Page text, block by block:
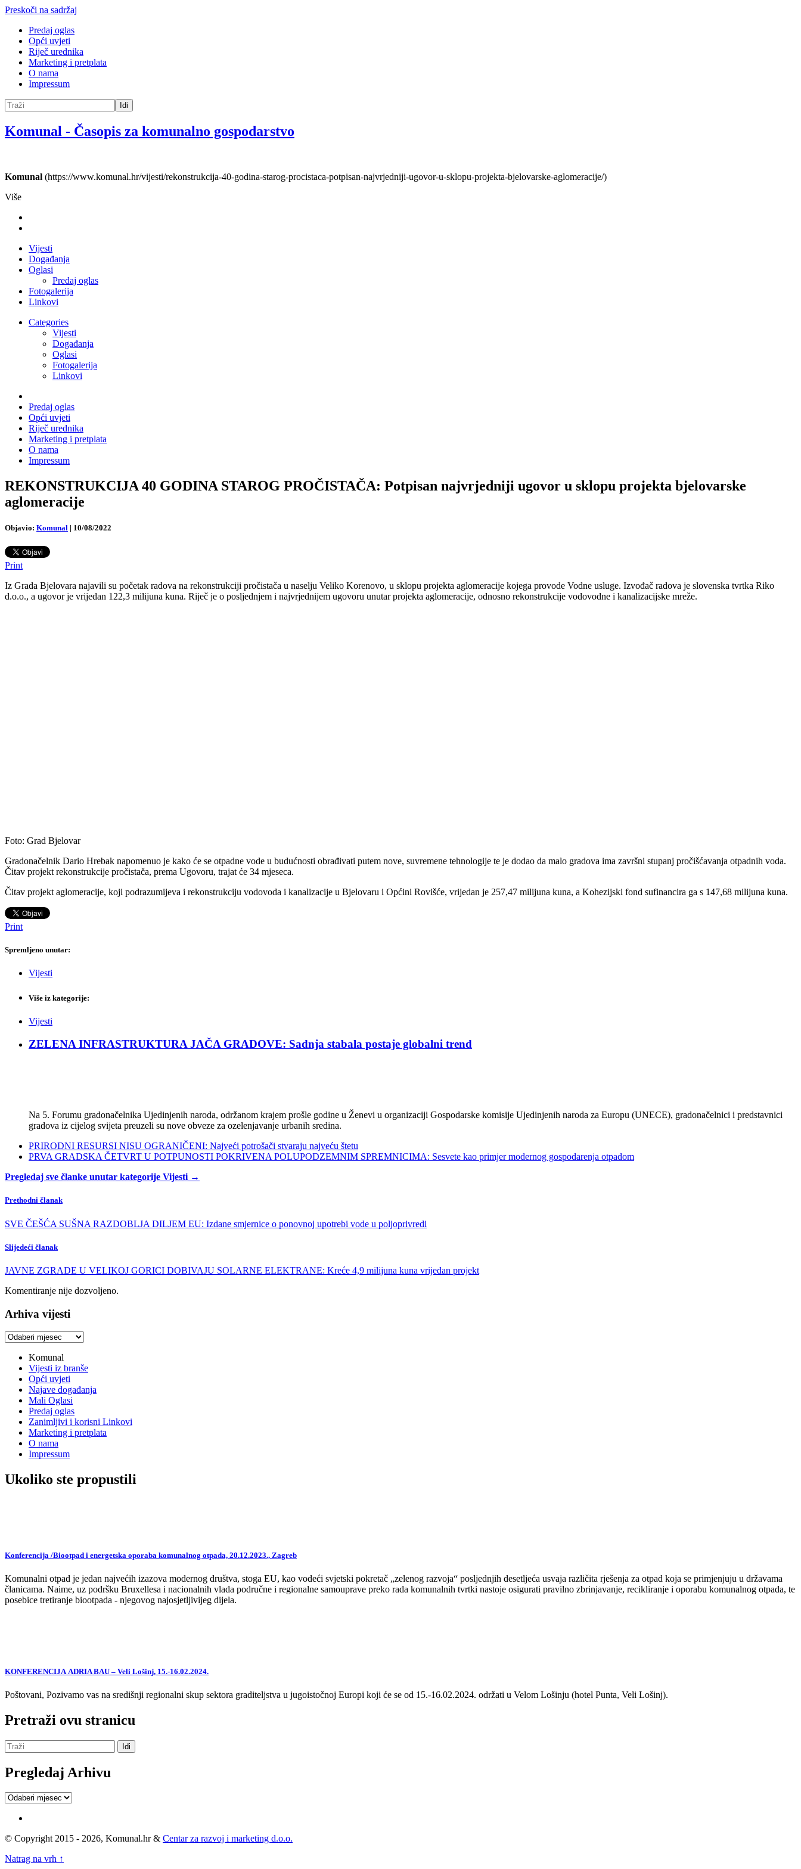
Preskoči na sadržaj
Predaj oglas
Opći uvjeti
Riječ urednika
Marketing i pretplata
O nama
Impressum
Idi
Komunal - Časopis za komunalno gospodarstvo
Komunal (https://www.komunal.hr/vijesti/rekonstrukcija-40-godina-starog-procistaca-potpisan-najvrjedniji-ugovor-u-sklopu-projekta-bjelovarske-aglomeracije/)
Više
Vijesti
Događanja
Oglasi
Predaj oglas
Fotogalerija
Linkovi
Categories
Vijesti
Događanja
Oglasi
Fotogalerija
Linkovi
Predaj oglas
Opći uvjeti
Riječ urednika
Marketing i pretplata
O nama
Impressum
REKONSTRUKCIJA 40 GODINA STAROG PROČISTAČA: Potpisan najvrjedniji ugovor u sklopu projekta bjelovarske
aglomeracije
Objavio: Komunal | 10/08/2022
Print
Iz Grada Bjelovara najavili su početak radova na rekonstrukciji pročistača u naselju Veliko Korenovo, u sklopu projekta aglomeracije kojega provode Vodne usluge. Izvođač radova je slovenska tvrtka Riko
d.o.o., a ugovor je vrijedan 122,3 milijuna kuna. Riječ je o posljednjem i najvrjednijem ugovoru unutar projekta aglomeracije, odnosno rekonstrukcije vodovodne i kanalizacijske mreže.
Foto: Grad Bjelovar
Gradonačelnik Dario Hrebak napomenuo je kako će se otpadne vode u budućnosti obrađivati putem nove, suvremene tehnologije te je dodao da malo gradova ima završni stupanj pročišćavanja otpadnih voda.
Čitav projekt rekonstrukcije pročistača, prema Ugovoru, trajat će 34 mjeseca.
Čitav projekt aglomeracije, koji podrazumijeva i rekonstrukciju vodovoda i kanalizacije u Bjelovaru i Općini Rovišće, vrijedan je 257,47 milijuna kuna, a Kohezijski fond sufinancira ga s 147,68 milijuna kuna.
Print
Spremljeno unutar:
Vijesti
Više iz kategorije:
Vijesti
ZELENA INFRASTRUKTURA JAČA GRADOVE: Sadnja stabala postaje globalni trend
Na 5. Forumu gradonačelnika Ujedinjenih naroda, održanom krajem prošle godine u Ženevi u organizaciji Gospodarske komisije Ujedinjenih naroda za Europu (UNECE), gradonačelnici i predstavnici
gradova iz cijelog svijeta preuzeli su nove obveze za ozelenjavanje urbanih sredina.
PRIRODNI RESURSI NISU OGRANIČENI: Najveći potrošači stvaraju najveću štetu
PRVA GRADSKA ČETVRT U POTPUNOSTI POKRIVENA POLUPODZEMNIM SPREMNICIMA: Sesvete kao primjer modernog gospodarenja otpadom
Pregledaj sve članke unutar kategorije Vijesti →
Prethodni članak
SVE ČEŠĆA SUŠNA RAZDOBLJA DILJEM EU: Izdane smjernice o ponovnoj upotrebi vode u poljoprivredi
Slijedeći članak
JAVNE ZGRADE U VELIKOJ GORICI DOBIVAJU SOLARNE ELEKTRANE: Kreće 4,9 milijuna kuna vrijedan projekt
Komentiranje nije dozvoljeno.
Arhiva vijesti
Arhiva
Komunal
Vijesti iz branše
Opći uvjeti
Najave događanja
Mali Oglasi
Predaj oglas
Zanimljivi i korisni Linkovi
Marketing i pretplata
O nama
Impressum
Ukoliko ste propustili
Konferencija /Biootpad i energetska oporaba komunalnog otpada, 20.12.2023., Zagreb
Komunalni otpad je jedan najvećih izazova modernog društva, stoga EU, kao vodeći svjetski pokretač „zelenog razvoja“ posljednjih desetljeća usvaja različita rješenja za otpad koja se primjenjuju u državama
članicama. Naime, uz podršku Bruxellesa i nacionalnih vlada područne i regionalne samouprave preko rada komunalnih tvrtki nastoje osigurati pravilno zbrinjavanje, recikliranje i oporabu komunalnog otpada, te
posebice tretiranje biootpada - njegovog najosjetljivijeg dijela.
KONFERENCIJA ADRIA BAU – Veli Lošinj, 15.-16.02.2024.
Poštovani, Pozivamo vas na središnji regionalni skup sektora graditeljstva u jugoistočnoj Europi koji će se od 15.-16.02.2024. održati u Velom Lošinju (hotel Punta, Veli Lošinj).
Pretraži ovu stranicu
Pregledaj Arhivu
Pregledaj
© Copyright 2015 - 2026, Komunal.hr & Centar za razvoj i marketing d.o.o.
Natrag na vrh ↑